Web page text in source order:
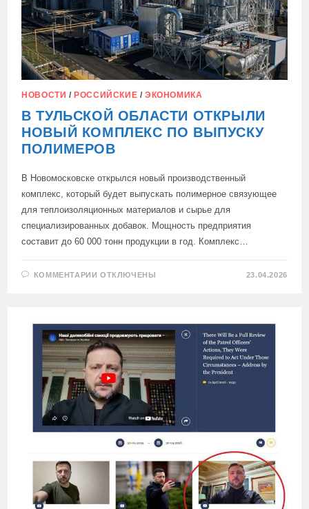
НОВОСТИ / РОССИЙСКИЕ /ЭКОНОМИКА
В ТУЛЬСКОЙ ОБЛАСТИ ОТКРЫЛИ
НОВЫЙ КОМПЛЕКС ПО ВЫПУСКУ
ПОЛИМЕРОВ
В Новомосковске открылся новый производственный
комплекс, который будет выпускать полимерное связующее
для теплоизоляционных материалов и сырье для
специализированных добавок. Мощность предприятия
составит до 60 000 тонн продукции в год. Комплекс…
КОММЕНТАРИИ К
НОВЫЙ
КОМПЛЕКС
ПО
ВЫПУСКУ
ПОЛИМЕРОВ
ОТКЛЮЧЕНЫ 23.04.2026